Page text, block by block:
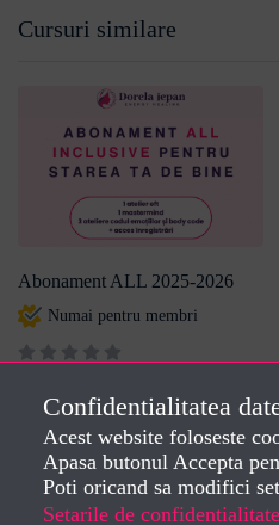
Cursuri similare
Abonament ALL 2025-2026
Numai pentru membri
Creat de Dorela Iepan2024
Confidentialitatea
Acest website foloseste
Apasa butonul Accepta
Poti oricand sa modifici
Setarile de confidentialitate